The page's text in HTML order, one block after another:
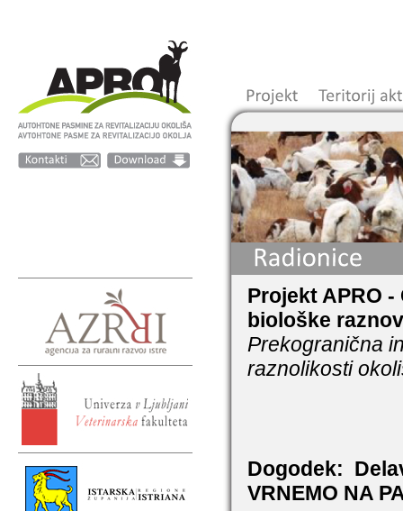
Projekt APRO -
biološke
Prekogranična
raznolikosti
Dogodek:
VRNEMO NA